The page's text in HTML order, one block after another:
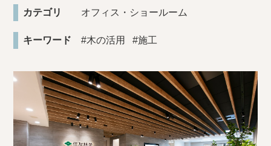
カテゴリ オフィス・ショールーム
キーワード #木の活用 #施工